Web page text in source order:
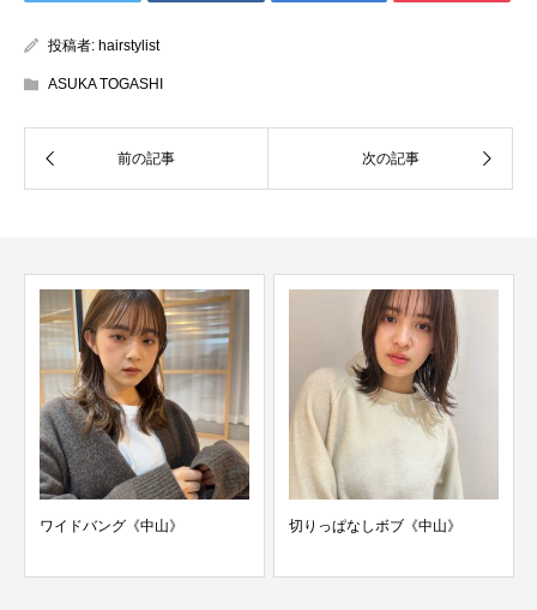
投稿者: hairstylist
ASUKA TOGASHI
ワイドバング《中山》 切りっぱなしボブ《中山》